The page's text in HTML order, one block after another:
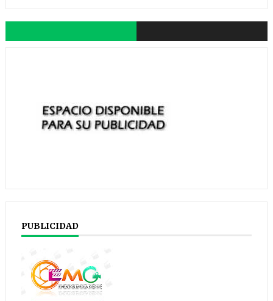
PUBLICIDAD